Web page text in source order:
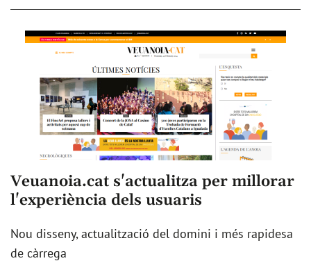
Veuanoia.cat s'actualitza per millorar
l'experiència dels usuaris
Nou disseny, actualització del domini i més rapidesa
de càrrega